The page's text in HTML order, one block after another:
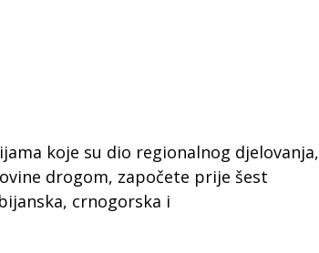
koje su dio regionalnog djelovanja,
drogom, započete prije šest
crnogorska i